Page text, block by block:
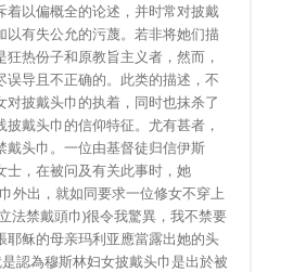
着以偏概全的论述，并时常对披戴
以有失公允的污蔑。若非将她们描
热份子和原教旨主义者，然而，
误导且不正确的。此类的描述，不
对披戴头巾的执着，同时也抹杀了
戴头巾的信仰特征。尤有甚者，
戴头巾。一位由基督徒归信伊斯
士，在被问及有关此事时，她
外出，就如同要求一位修女不穿上
法禁戴頭巾)很令我驚異，我不禁要
耶稣的母亲玛利亚應當露出她的头
認為穆斯林妇女披戴头巾是出於被